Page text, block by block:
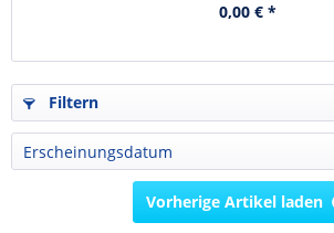
0,00 € *
Filtern
Vorherige Artikel laden